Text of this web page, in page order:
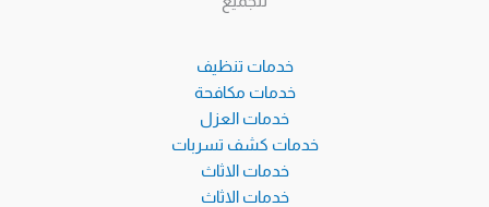
خدمات تنظيف
خدمات مكافحة
خدمات العزل
خدمات كشف تسربات
خدمات الاثاث
خدمات الاثاث